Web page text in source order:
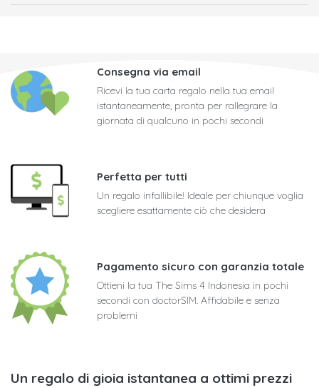
Consegna via email
Ricevi la tua carta regalo nella tua email
istantaneamente, pronta per rallegrare la
giornata di qualcuno in pochi secondi
Perfetta per tutti
Un regalo infallibile! Ideale per chiunque voglia
scegliere esattamente ciò che desidera
Pagamento sicuro con garanzia totale
Ottieni la tua The Sims 4 Indonesia in pochi
secondi con doctorSIM. Affidabile e senza
problemi
Un regalo di gioia istantanea a ottimi prezzi